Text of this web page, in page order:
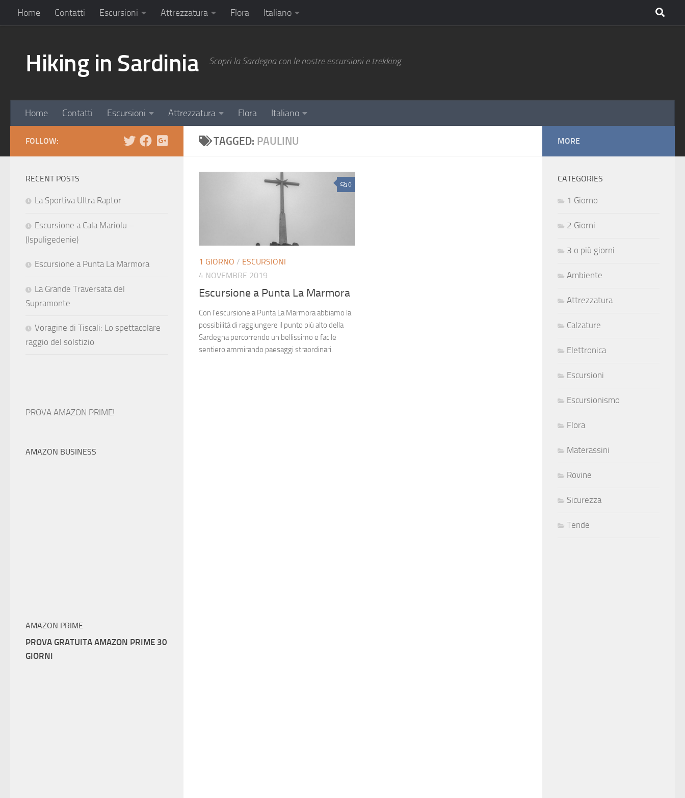
Home Contatti Escursioni Attrezzatura Flora Italiano
Hiking in Sardinia Scopri la Sardegna con le nostre escursioni e trekking
Home Contatti Escursioni Attrezzatura Flora Italiano
TAGGED: PAULINU
0
1 GIORNO / ESCURSIONI
4 NOVEMBRE 2019
Escursione a Punta La Marmora
Con l’escursione a Punta La Marmora abbiamo la
possibilità di raggiungere il punto più alto della
Sardegna percorrendo un bellissimo e facile
sentiero ammirando paesaggi straordinari.
FOLLOW:
RECENT POSTS
La Sportiva Ultra Raptor
Escursione a Cala Mariolu –
(Ispuligedenie)
Escursione a Punta La Marmora
La Grande Traversata del
Supramonte
Voragine di Tiscali: Lo spettacolare
raggio del solstizio
PROVA AMAZON PRIME!
AMAZON BUSINESS
AMAZON PRIME
PROVA GRATUITA AMAZON PRIME 30
GIORNI
MORE
CATEGORIES
1 Giorno
2 Giorni
3 o più giorni
Ambiente
Attrezzatura
Calzature
Elettronica
Escursioni
Escursionismo
Flora
Materassini
Rovine
Sicurezza
Tende